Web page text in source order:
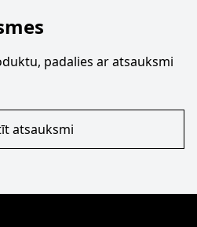
padalies ar atsauksmi
atsauksmi